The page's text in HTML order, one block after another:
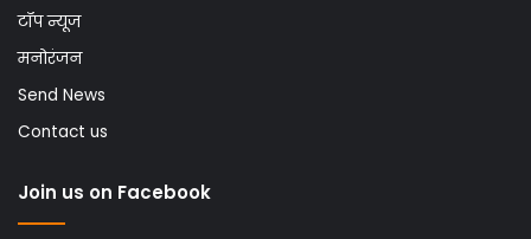
टॉप न्यूज
मनोरंजन
Send News
Contact us
Join us on Facebook